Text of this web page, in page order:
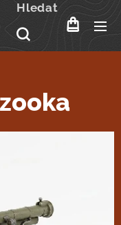
Hledat